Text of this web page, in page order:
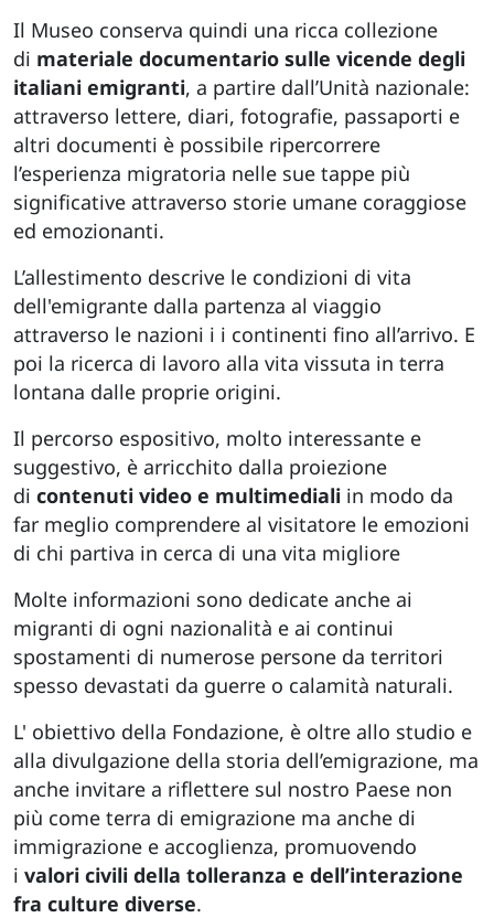
Il Museo conserva quindi una ricca collezione
di materiale documentario sulle vicende degli
italiani emigranti, a partire dall’Unità nazionale:
attraverso lettere, diari, fotografie, passaporti e
altri documenti è possibile ripercorrere
l’esperienza migratoria nelle sue tappe più
significative attraverso storie umane coraggiose
ed emozionanti.
L’allestimento descrive le condizioni di vita
dell'emigrante dalla partenza al viaggio
attraverso le nazioni i i continenti fino all’arrivo. E
poi la ricerca di lavoro alla vita vissuta in terra
lontana dalle proprie origini.
Il percorso espositivo, molto interessante e
suggestivo, è arricchito dalla proiezione
di contenuti video e multimediali in modo da
far meglio comprendere al visitatore le emozioni
di chi partiva in cerca di una vita migliore
Molte informazioni sono dedicate anche ai
migranti di ogni nazionalità e ai continui
spostamenti di numerose persone da territori
spesso devastati da guerre o calamità naturali.
L' obiettivo della Fondazione, è oltre allo studio e
alla divulgazione della storia dell’emigrazione, ma
anche invitare a riflettere sul nostro Paese non
più come terra di emigrazione ma anche di
immigrazione e accoglienza, promuovendo
i valori civili della tolleranza e dell’interazione
fra culture diverse.